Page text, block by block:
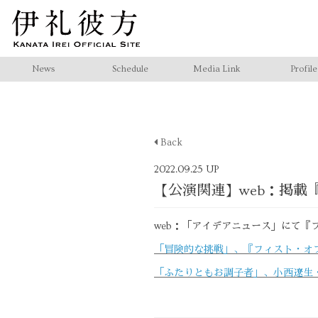
News Schedule Media Link Profile
Back
2022.09.25 UP
【公演関連】web：掲載
web：「アイデアニュース」にて『
「冒険的な挑戦」、『フィスト・
「ふたりともお調子者」、小西遼